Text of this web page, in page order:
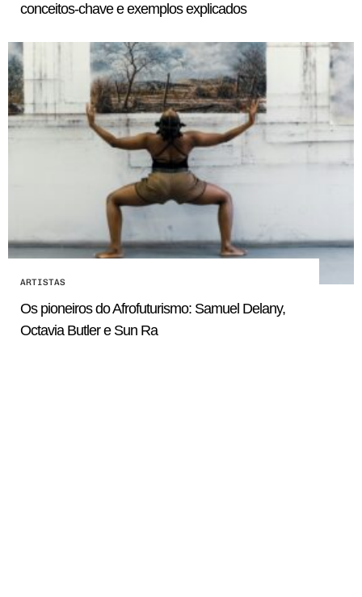
conceitos-chave e exemplos explicados
ARTISTAS
Os pioneiros do Afrofuturismo: Samuel Delany,
Octavia Butler e Sun Ra